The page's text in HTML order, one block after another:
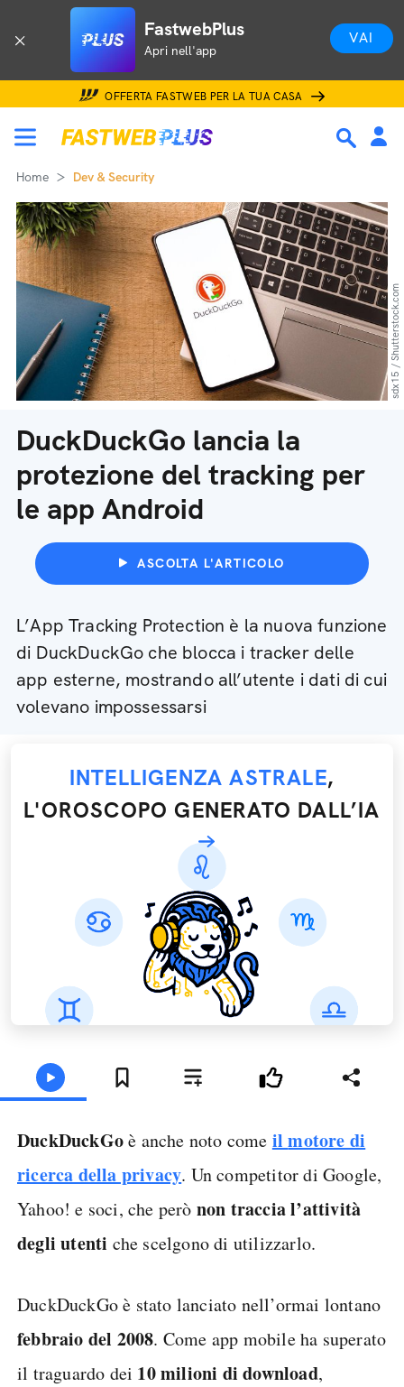
FastwebPlus
Apri nell'app
VAI
OFFERTA FASTWEB PER LA TUA CASA
Home Dev & Security
DuckDuckGo lancia la
protezione del tracking per
le app Android
ASCOLTA L'ARTICOLO
L’App Tracking Protection è la nuova funzione
di DuckDuckGo che blocca i tracker delle
app esterne, mostrando all’utente i dati di cui
volevano impossessarsi
sdx15 / Shutterstock.com
INTELLIGENZA ASTRALE,
L'OROSCOPO GENERATO DALL’IA
DuckDuckGoè anche noto come ilmotore di
ricerca della privacy. Un competitor di Google,
Yahoo! e soci, che però non traccia l’attività
degli utenti che scelgono di utilizzarlo.
DuckDuckGo è stato lanciato nell’ormai lontano
febbraio del 2008. Come app mobile ha superato
il traguardo dei 10 milioni di download,